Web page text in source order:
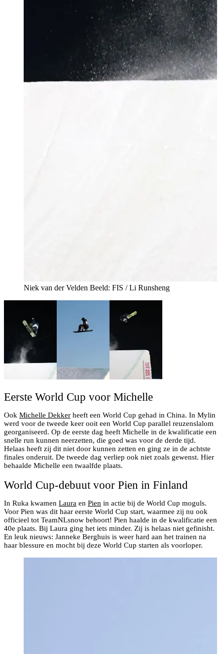
Niek van der Velden Beeld: FIS / Li Runsheng
Eerste World Cup voor Michelle
Ook Michelle Dekker heeft een World Cup gehad in China. In Mylin
werd voor de tweede keer ooit een World Cup parallel reuzenslalom
georganiseerd. Op de eerste dag heeft Michelle in de kwalificatie een
snelle run kunnen neerzetten, die goed was voor de derde tijd.
Helaas heeft zij dit niet door kunnen zetten en ging ze in de achtste
finales onderuit. De tweede dag verliep ook niet zoals gewenst. Hier
behaalde Michelle een twaalfde plaats.
World Cup-debuut voor Pien in Finland
In Ruka kwamen Laura en Pien in actie bij de World Cup moguls.
Voor Pien was dit haar eerste World Cup start, waarmee zij nu ook
officieel tot TeamNLsnow behoort! Pien haalde in de kwalificatie een
40e plaats. Bij Laura ging het iets minder. Zij is helaas niet gefinisht.
En leuk nieuws: Janneke Berghuis is weer hard aan het trainen na
haar blessure en mocht bij deze World Cup starten als voorloper.